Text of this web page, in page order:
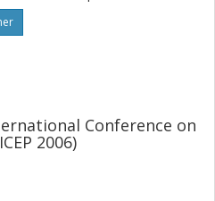
Conference on
2006)